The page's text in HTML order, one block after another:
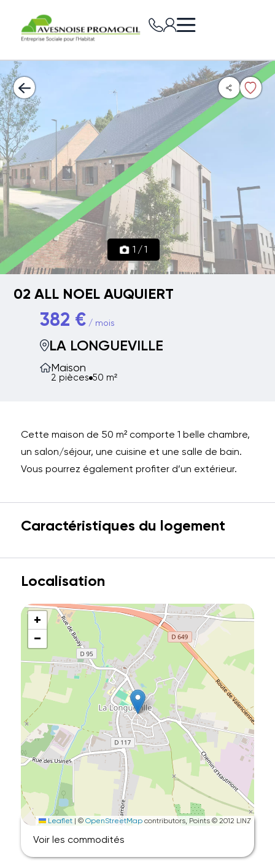
1 /1
02 ALL NOEL AUQUIERT
382 €/ mois
LA LONGUEVILLE
Maison
2 pièces 50 m²
Cette maison de 50 m² comporte 1 belle chambre,
un salon/séjour, une cuisine et une salle de bain.
Vous pourrez également profiter d’un extérieur.
Caractéristiques du logement
Localisation
+
−
Leaflet | ©OpenStreetMap contributors, Points © 2012 LINZ
Voir les commodités